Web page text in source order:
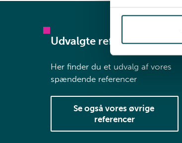
Udvalgte referencer
Her finder du et udvalg af vores
spændende referencer
Se også vores øvrige
referencer